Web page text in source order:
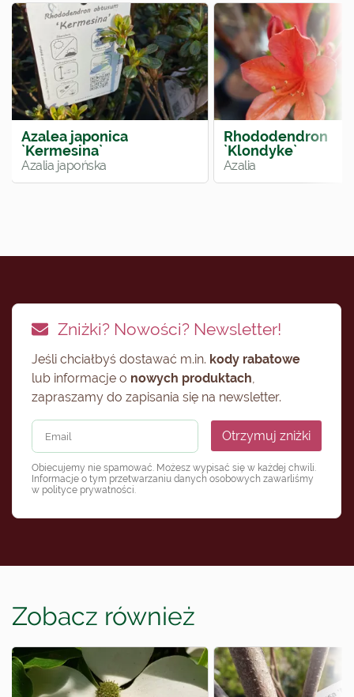
Azalea japonica
`Kermesina`
Azalia japońska
Rhododendron
`Klondyke`
Azalia
Zniżki? Nowości? Newsletter!
Jeśli chciałbyś dostawać m.in. kody rabatowe
lub informacje o nowych produktach
zapraszamy do zapisania się na newsletter.
Otrzymuj zniżki
Obiecujemy nie spamować. Możesz wypisać się w każdej chwili.
Informacje o tym przetwarzaniu danych osobowych zawarliśmy
w polityce prywatności
Zobacz również